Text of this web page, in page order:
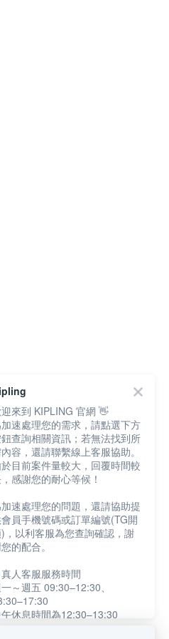
來到 KIPLING 官網 👋
速處理您的需求，請點選下方
查詢相關資訊；若無法找到所
容，還請聯繫線上客服協助。
目前案件量較大，回覆時間較
感謝您的耐心等候！
速處理您的問題，還請協助提
員手機號碼或訂單編號(TG開
，以利客服為您查詢確認，謝
的配合。
人客服服務時間
～週五 09:30–12:30、
休息時間為12:30–13:30